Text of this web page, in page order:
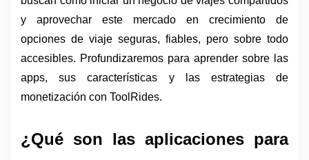
y aprovechar este mercado en crecimiento de
opciones de viaje seguras, fiables, pero sobre todo
accesibles. Profundizaremos para aprender sobre las
apps, sus características y las estrategias de
monetización con ToolRides.
¿Qué son las aplicaciones para